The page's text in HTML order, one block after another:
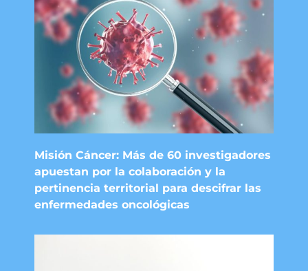
Misión Cáncer: Más de 60 investigadores
apuestan por la colaboración y la
pertinencia territorial para descifrar las
enfermedades oncológicas